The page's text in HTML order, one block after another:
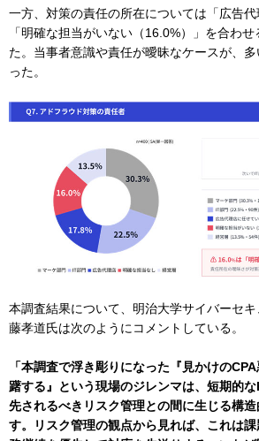
一方、対策の責任の所在については「広告代
「明確な担当がいない（16.0%）」を合わ
た。当事者意識や責任が曖昧なケースが、
った。
本調査結果について、明治大学サイバーセ
藤孝道氏は次のようにコメントしている。
「本調査で浮き彫りになった『見かけの
躇する』という現場のジレンマは、短期的
先されるべきリスク管理との間に生じる構
す。リスク管理の観点から見れば、これは